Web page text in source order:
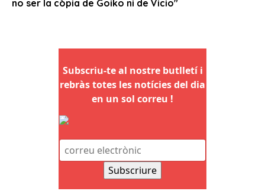
Subscriu-te al nostre butlletí i
rebràs totes les notícies del dia
en un sol correu !